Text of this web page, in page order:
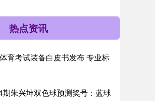
热点资讯
育考试装备白皮书发布 专业标
期朱兴坤双色球预测奖号：蓝球